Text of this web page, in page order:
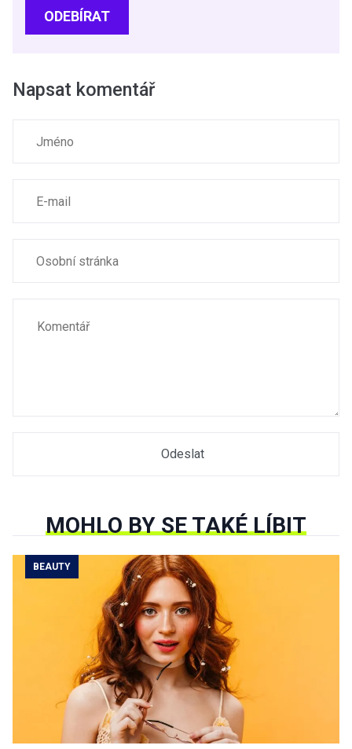
ODEBÍRAT
Napsat komentář
MOHLO BY SE TAKÉ LÍBIT
BEAUTY